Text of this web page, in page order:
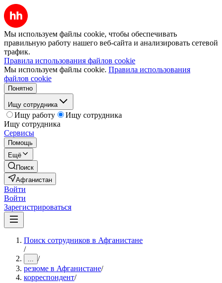
Мы используем файлы cookie, чтобы обеспечивать
правильную работу нашего веб-сайта и анализировать сетевой
трафик.
Правила использования файлов cookie
Мы используем файлы cookie. Правила использования
файлов cookie
Понятно
Ищу сотрудника
Ищу работу
Ищу сотрудника
Ищу сотрудника
Сервисы
Помощь
Ещё
Поиск
Афганистан
Войти
Войти
Зарегистрироваться
Поиск сотрудников в Афганистане
/
... /
резюме в Афганистане/
корреспондент/